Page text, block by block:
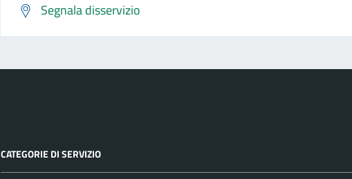
Segnala disservizio
CATEGORIE DI SERVIZIO